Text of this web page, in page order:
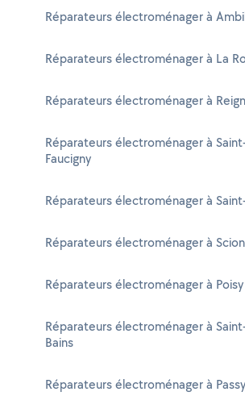
Réparateurs électroménager à
Réparateurs électroménager à La
Réparateurs électroménager à
Réparateurs électroménager à
Faucigny
Réparateurs électroménager à
Réparateurs électroménager à
Réparateurs électroménager à Poisy
Réparateurs électroménager à
Bains
Réparateurs électroménager à Passy